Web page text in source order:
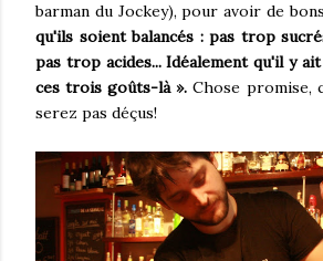
barman du Jockey), pour avoir de
qu'ils soient balancés : pas trop
pas trop acides... Idéalement qu'il y
ces trois goûts-là ». Chose promise,
serez pas déçus!